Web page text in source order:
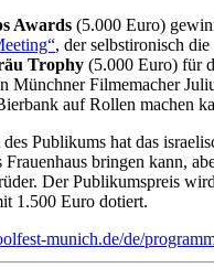
Awards (5.000 Euro)
, der selbstironisch
Trophy (5.000 Euro) für
Münchner Filmemacher
auf Rollen machen
Publikums hat das
bringen kann,
Der Publikumspreis
1.500 Euro dotiert.
munich.de/de/